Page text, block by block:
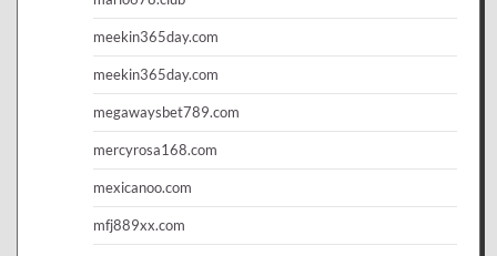
meekin365day.com
meekin365day.com
megawaysbet789.com
mercyrosa168.com
mexicanoo.com
mfj889xx.com